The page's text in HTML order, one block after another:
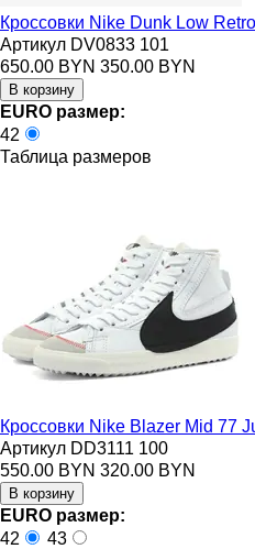
Кроссовки Nike Dunk Low Retro
Артикул DV0833 101
650.00 BYN 350.00 BYN
EURO размер:
42
Таблица размеров
Кроссовки Nike Blazer Mid 77
Артикул DD3111 100
550.00 BYN 320.00 BYN
EURO размер:
42
43